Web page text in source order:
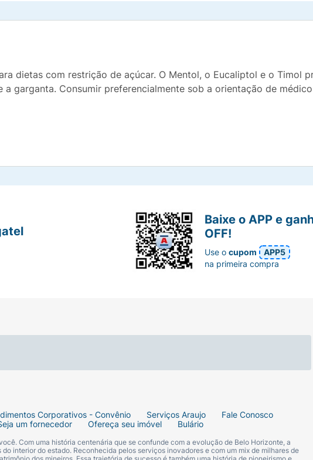
dietas com restrição de açúcar. O Mentol, o Eucaliptol e o Timol
garganta. Consumir preferencialmente sob a orientação de
Corporativos - Convênio Serviços Araujo
Fale Conosco
um fornecedor Ofereça seu imóvel Bulário
Com uma história centenária que se confunde com a evolução de Belo Horizonte, a
interior do estado. Reconhecida pelos serviços inovadores e com um mix de milhares de
Baixe o APP e
OFF!
Use ocupom
APP5
na primeira compra